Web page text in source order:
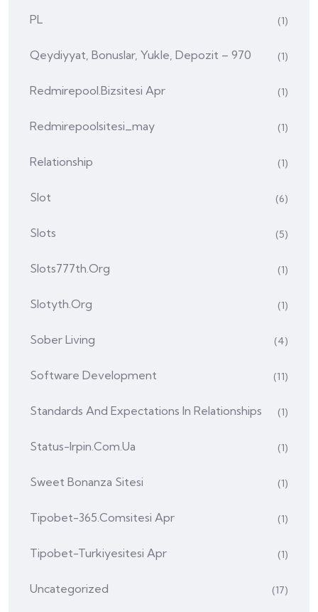
PL (1)
Qeydiyyat, Bonuslar, Yukle, Depozit – 970 (1)
Redmirepool.bizsitesi Apr (1)
Redmirepoolsitesi_may (1)
Relationship (1)
Slot (6)
Slots (5)
Slots777th.org (1)
Slotyth.org (1)
Sober Living (4)
Software Development (11)
Standards And Expectations In Relationships (1)
Status-Irpin.com.ua (1)
Sweet Bonanza Sitesi (1)
Tipobet-365.comsitesi Apr (1)
Tipobet-Turkiyesitesi Apr (1)
Uncategorized (17)